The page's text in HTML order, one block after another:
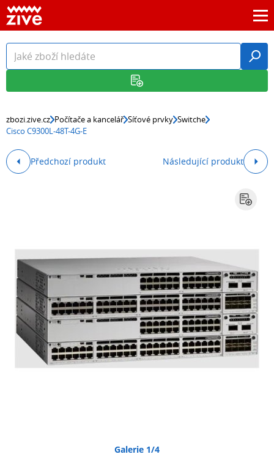
zbozi.zive.cz Počítače a kancelář Síťové prvky Switche
Cisco C9300L-48T-4G-E
Předchozí produkt Následující produkt
Galerie 1/4